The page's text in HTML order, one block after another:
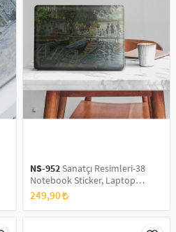
NS-952 Sanatçı Resimleri-38
Notebook Sticker, Laptop
sticker,, Hp Sticker, Asus Sticker,
15.6 inç Sticker
249,90